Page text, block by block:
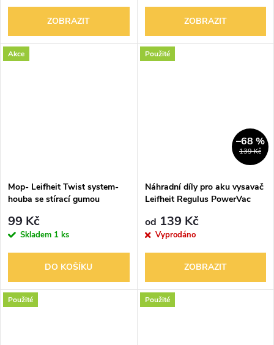
ZOBRAZIT ZOBRAZIT
Akce
Mop- Leifheit Twist system-
houba se stírací gumou
99 Kč
Skladem 1 ks
DO KOŠÍKU
Použité
139 Kč
–68 %
Náhradní díly pro aku vysavač
Leifheit Regulus PowerVac
od 139 Kč
Vyprodáno
ZOBRAZIT
Použité Použité